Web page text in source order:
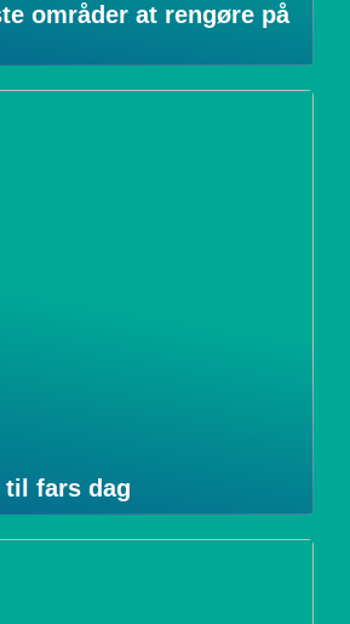
områder at rengøre på
til fars dag